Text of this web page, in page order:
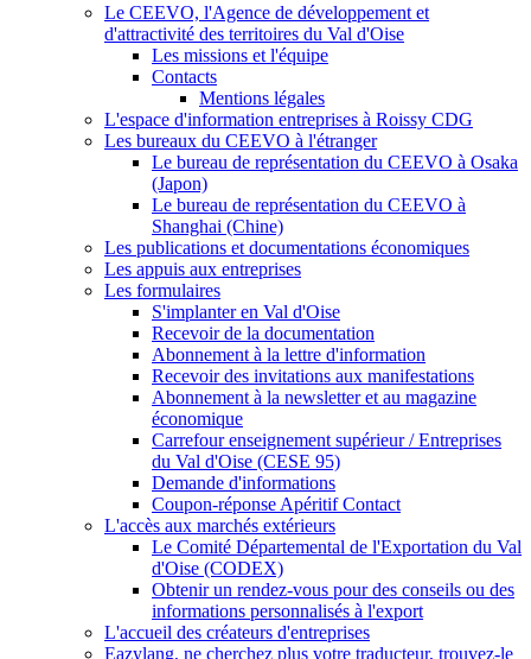
Le CEEVO, l'Agence de développement et
d'attractivité des territoires du Val d'Oise
Les missions et l'équipe
Contacts
Mentions légales
L'espace d'information entreprises à Roissy CDG
Les bureaux du CEEVO à l'étranger
Le bureau de représentation du CEEVO à Osaka
(Japon)
Le bureau de représentation du CEEVO à
Shanghai (Chine)
Les publications et documentations économiques
Les appuis aux entreprises
Les formulaires
S'implanter en Val d'Oise
Recevoir de la documentation
Abonnement à la lettre d'information
Recevoir des invitations aux manifestations
Abonnement à la newsletter et au magazine
économique
Carrefour enseignement supérieur / Entreprises
du Val d'Oise (CESE 95)
Demande d'informations
Coupon-réponse Apéritif Contact
L'accès aux marchés extérieurs
Le Comité Départemental de l'Exportation du Val
d'Oise (CODEX)
Obtenir un rendez-vous pour des conseils ou des
informations personnalisés à l'export
L'accueil des créateurs d'entreprises
Eazylang, ne cherchez plus votre traducteur, trouvez-le